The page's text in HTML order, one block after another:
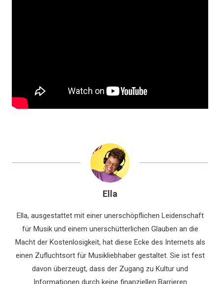
Ella
Ella, ausgestattet mit einer unerschöpflichen Leidenschaft
für Musik und einem unerschütterlichen Glauben an die
Macht der Kostenlosigkeit, hat diese Ecke des Internets als
einen Zufluchtsort für Musikliebhaber gestaltet. Sie ist fest
davon überzeugt, dass der Zugang zu Kultur und
Informationen durch keine finanziellen Barrieren